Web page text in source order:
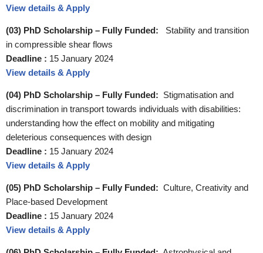
View details & Apply
(03) PhD Scholarship – Fully Funded: Stability and transition
in compressible shear flows
Deadline : 15 January 2024
View details & Apply
(04) PhD Scholarship – Fully Funded: Stigmatisation and
discrimination in transport towards individuals with disabilities:
understanding how the effect on mobility and mitigating
deleterious consequences with design
Deadline : 15 January 2024
View details & Apply
(05) PhD Scholarship – Fully Funded: Culture, Creativity and
Place-based Development
Deadline : 15 January 2024
View details & Apply